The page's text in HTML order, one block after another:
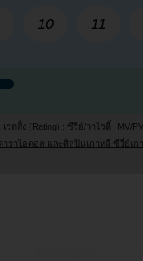
10 11
เรตติ้ง (Rating) : ซีรี่ย์/วาไรตี้ MV/
าราไอดอล และศิลปินเกาหลี ซีรี่ย์เ